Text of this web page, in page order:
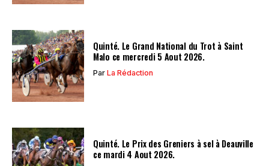
Quinté. Le Grand National du Trot à Saint
Malo ce mercredi 5 Aout 2026.
Par La Rédaction
Quinté. Le Prix des Greniers à sel à Deauville
ce mardi 4 Aout 2026.